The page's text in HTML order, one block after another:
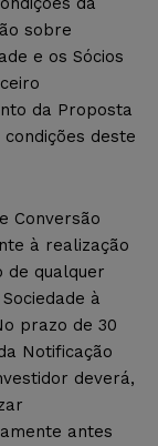
sobre
e os Sócios
da Proposta
deste
Conversão
à realização
de qualquer
à
prazo de 30
Notificação
deverá,
antes